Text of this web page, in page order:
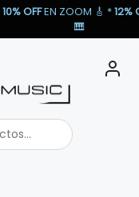
10% OFFEN ZOOM 🎸​ *12%
🎹​